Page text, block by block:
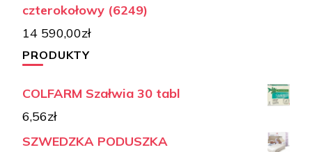
czterokołowy (6249)
14 590,00zł
PRODUKTY
COLFARM Szałwia 30 tabl
6,56zł
SZWEDZKA PODUSZKA